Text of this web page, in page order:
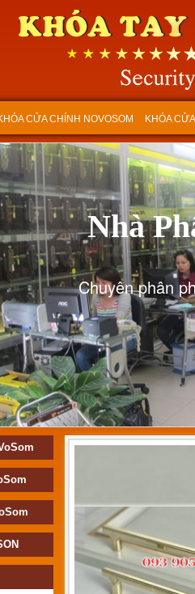
CỬA CHÍNH NOVOSOM KHÓA
Nhà
Chuyên phân